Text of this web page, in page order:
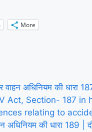
More
वाहन अधिनियम की धारा
Act, Section- 187 in
relating to
अधिनियम की धारा 189 |